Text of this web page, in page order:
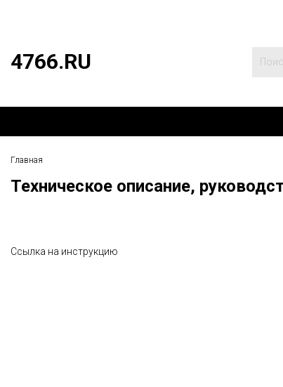
4766.RU
Главная
Техническое описание,
Ссылка на инструкцию